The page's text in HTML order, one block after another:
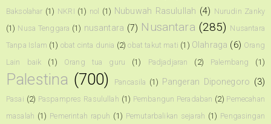
Baksolahar (1) NKRI (1) nol (1) Nubuwah Rasulullah (4) Nurudin Zanky
(1) Nusa Tenggara (1) nusantara (7) Nusantara (285) Nusantara
Tanpa Islam (1) obat cinta dunia (2) obat takut mati (1) Olahraga (6) Orang
Lain baik
(1) Orang tua guru (1) Padjadjaran (2) Palembang (1)
Palestina (700) Pancasila (1) Pangeran Diponegoro (3)
Pasai (2) Paspampres Rasulullah (1) Pembangun Peradaban (2) Pemecahan
masalah (1) Pemerintah rapuh (1) Pemutarbalikan sejarah (1) Pengasingan